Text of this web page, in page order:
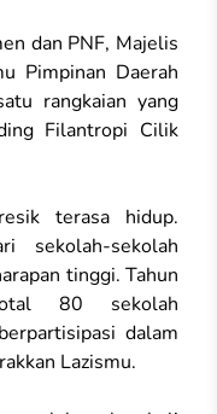
dan PNF, Majelis
Pimpinan Daerah
rangkaian yang
Filantropi Cilik
terasa hidup.
sekolah-sekolah
tinggi. Tahun
80 sekolah
dalam
Lazismu.